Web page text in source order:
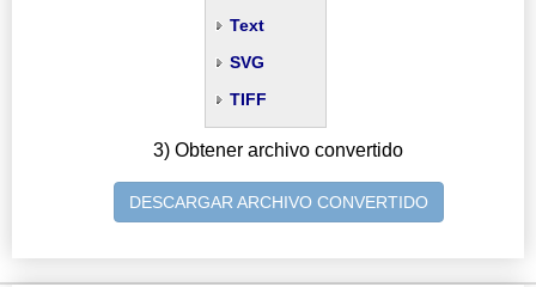
Text
SVG
TIFF
3) Obtener archivo convertido
DESCARGAR ARCHIVO CONVERTIDO